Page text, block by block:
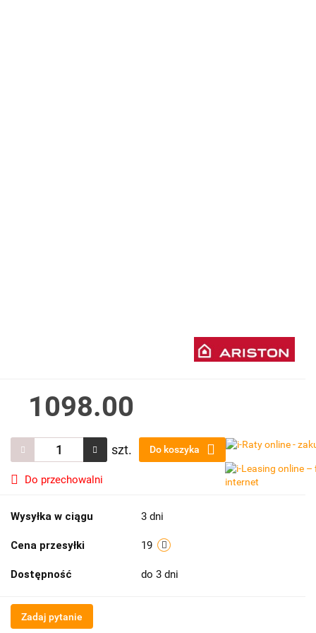
1098.00
szt. Do koszyka
Do przechowalni
Wysyłka w ciągu 3 dni
Cena przesyłki 19
Dostępność do 3 dni
Zadaj pytanie